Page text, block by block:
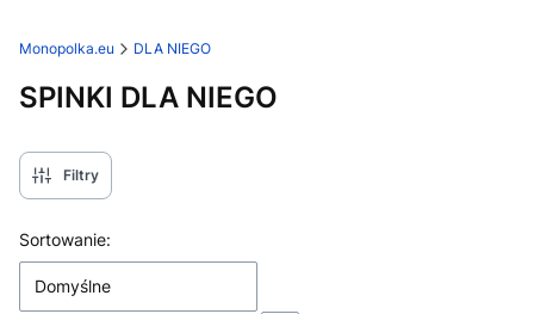
Monopolka.eu DLA NIEGO
SPINKI DLA NIEGO
Filtry
Lista produktów
Sortowanie:
Domyślne